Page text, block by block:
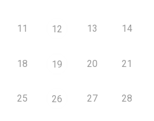
11 12 13 14
18 19 20 21
25 26 27 28